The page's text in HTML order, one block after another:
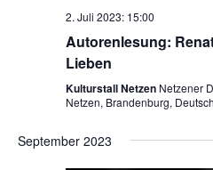
2. Juli 2023: 15:00
Autorenlesung:
Lieben
Kulturstall Netzen Netzener
Netzen, Brandenburg,
September 2023